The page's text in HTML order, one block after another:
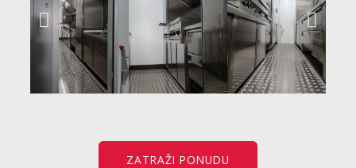
ZATRAŽI PONUDU